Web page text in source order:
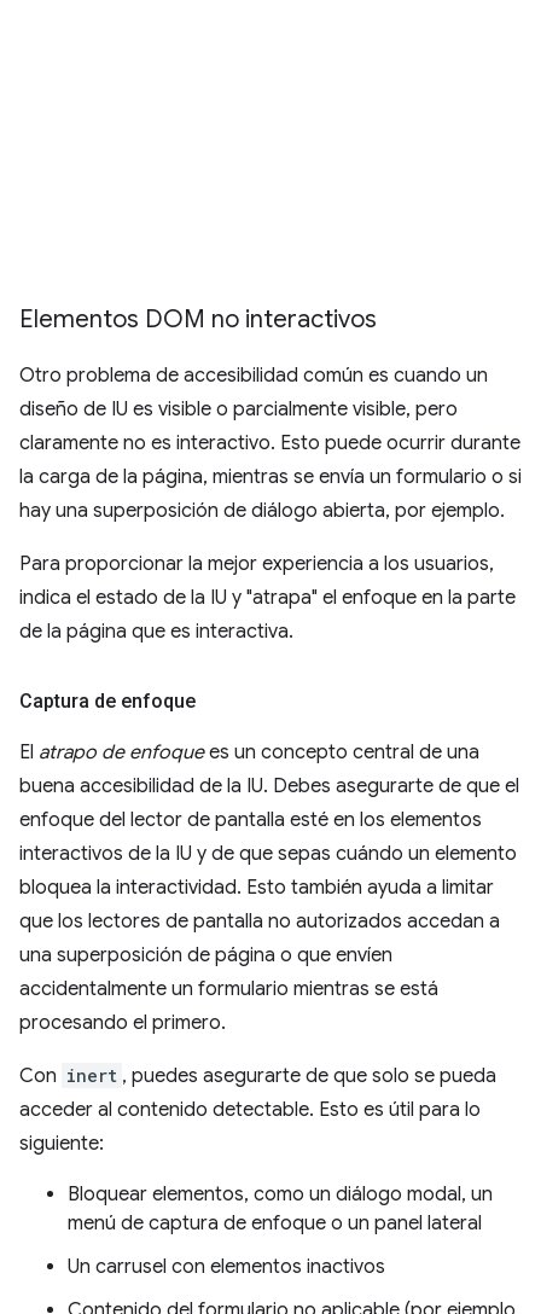
Elementos DOM no interactivos
Otro problema de accesibilidad común es cuando un
diseño de IU es visible o parcialmente visible, pero
claramente no es interactivo. Esto puede ocurrir durante
la carga de la página, mientras se envía un formulario o si
hay una superposición de diálogo abierta, por ejemplo.
Para proporcionar la mejor experiencia a los usuarios,
indica el estado de la IU y "atrapa" el enfoque en la parte
de la página que es interactiva.
Captura de enfoque
El atrapo de enfoquees un concepto central de una
buena accesibilidad de la IU. Debes asegurarte de que el
enfoque del lector de pantalla esté en los elementos
interactivos de la IU y de que sepas cuándo un elemento
bloquea la interactividad. Esto también ayuda a limitar
que los lectores de pantalla no autorizados accedan a
una superposición de página o que envíen
accidentalmente un formulario mientras se está
procesando el primero.
Con inert , puedes asegurarte de que solo se pueda
acceder al contenido detectable. Esto es útil para lo
siguiente:
Bloquear elementos, como un diálogo modal, un
menú de captura de enfoque o un panel lateral
Un carrusel con elementos inactivos